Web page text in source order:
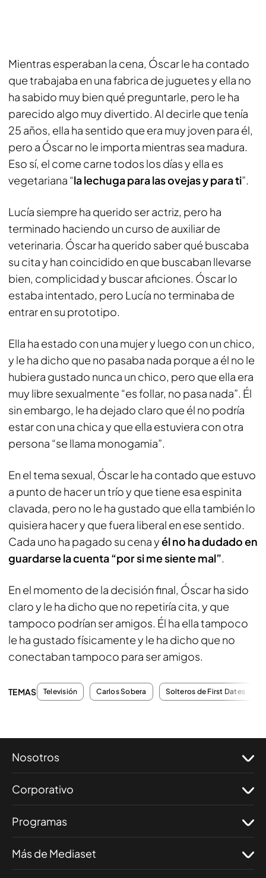
Mientras esperaban la cena, Óscar le ha contado
que trabajaba en una fabrica de juguetes y ella no
ha sabido muy bien qué preguntarle, pero le ha
parecido algo muy divertido. Al decirle que tenía
25 años, ella ha sentido que era muy joven para él,
pero a Óscar no le importa mientras sea madura.
Eso sí, el come carne todos los días y ella es
vegetariana “la lechuga para las ovejas y para ti”.
Lucía siempre ha querido ser actriz, pero ha
terminado haciendo un curso de auxiliar de
veterinaria. Óscar ha querido saber qué buscaba
su cita y han coincidido en que buscaban llevarse
bien, complicidad y buscar aficiones. Óscar lo
estaba intentado, pero Lucía no terminaba de
entrar en su prototipo.
Ella ha estado con una mujer y luego con un chico,
y le ha dicho que no pasaba nada porque a él no le
hubiera gustado nunca un chico, pero que ella era
muy libre sexualmente “es follar, no pasa nada”. Él
sin embargo, le ha dejado claro que él no podría
estar con una chica y que ella estuviera con otra
persona “se llama monogamia”.
En el tema sexual, Óscar le ha contado que estuvo
a punto de hacer un trío y que tiene esa espinita
clavada, pero no le ha gustado que ella también lo
quisiera hacer y que fuera liberal en ese sentido.
Cada uno ha pagado su cena yél no ha dudado en
guardarse la cuenta “por si me siente mal”.
En el momento de la decisión final, Óscar ha sido
claro y le ha dicho que no repetiría cita, y que
tampoco podrían ser amigos. Él ha ella tampoco
le ha gustado físicamente y le ha dicho que no
conectaban tampoco para ser amigos.
TEMAS Televisión Carlos Sobera Solteros de First Dates
Nosotros
Corporativo
Programas
Más de Mediaset